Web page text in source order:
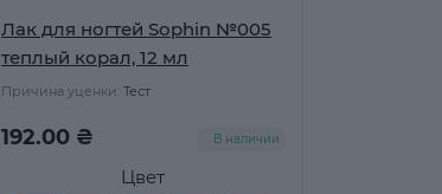
Лак для ногтей Sophin №005
теплый корал, 12 мл
Причина уценки: Тест
Цвет
192.00 ₴ В наличии